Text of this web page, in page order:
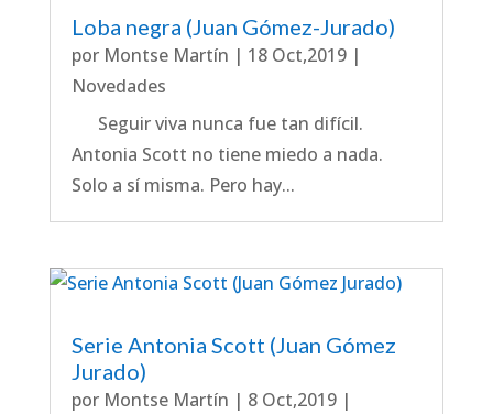
Loba negra (Juan Gómez-Jurado)
por Montse Martín | 18 Oct,2019|
Novedades
Seguir viva nunca fue tan difícil.
Antonia Scott no tiene miedo a nada.
Solo a sí misma. Pero hay...
Serie Antonia Scott (Juan Gómez
Jurado)
por Montse Martín | 8 Oct,2019|